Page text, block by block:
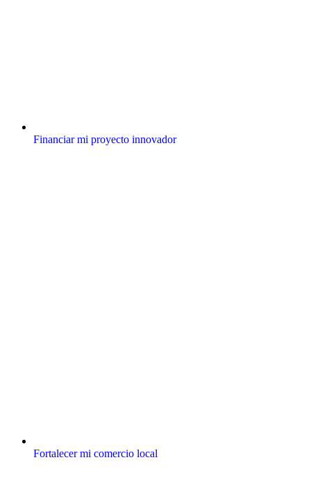
Financiar mi proyecto innovador
Fortalecer mi comercio local